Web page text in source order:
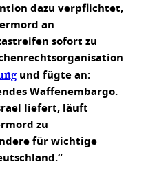
dazu verpflichtet,
an
sofort zu
und fügte an:
Waffenembargo.
liefert, läuft
zu
für wichtige